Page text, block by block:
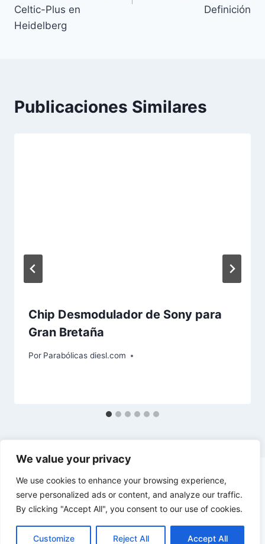
We value your privacy
We use cookies to enhance your browsing experience,
serve personalized ads or content, and analyze our traffic.
By clicking "Accept All", you consent to our use of cookies.
Customize Reject All Accept All
Celtic-Plus en
Heidelberg
Definición
Publicaciones Similares
Chip Desmodulador de Sony para
Gran Bretaña
Por Parabólicas diesl.com
© 2026 diesl.com - Tema para WordPress por
Kadence WP